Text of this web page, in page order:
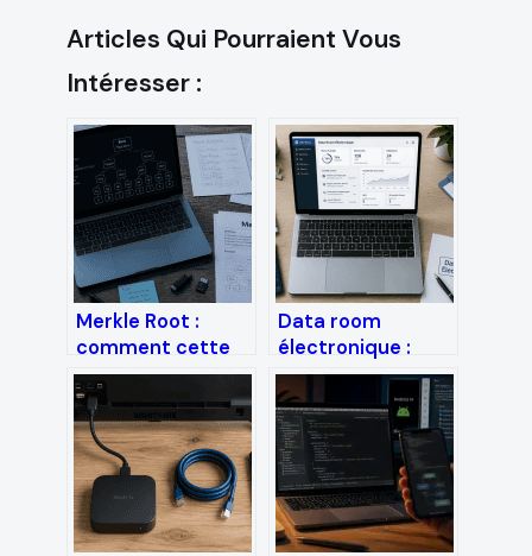
Articles Qui Pourraient Vous
Intéresser :
Merkle Root :
comment cette
signature
cryptographique
garantit-elle
l’intégrité, la
sécurité et la
scalabilité de la
blockchain ?
Data room
électronique :
pourquoi elle
surpasse le
stockage cloud
pour vos
transactions
sensibles